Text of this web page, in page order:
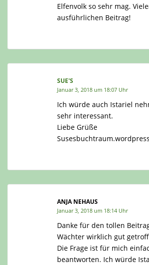
Elfenvolk so sehr mag.
ausführlichen Beitrag!
SUE'S
Januar 3, 2018 um 18:07 Uhr
Ich würde auch Istariel
sehr interessant.
Liebe Grüße
ANJA NEHAUS
Januar 3, 2018 um 18:14 Uhr
Danke für den tollen
Wächter wirklich gut
Die Frage ist für mich
beantworten. Ich würde